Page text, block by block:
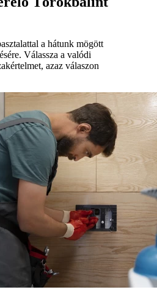
a hátunk mögött
Válassza a valódi
azaz válaszon